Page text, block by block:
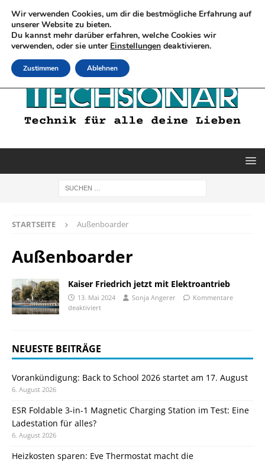
STARTSEITE Außenboarder
Außenboarder
Kaiser Friedrich jetzt mit Elektroantrieb
13. Mai 2024 Sonja Angerer
Kommentare
deaktiviert
NEUESTE BEITRÄGE
Vorankündigung: Back to School 2026 startet am 17. August
6. August 2026
ESR Foldable 3-in-1 Magnetic Charging Station im Test: Eine
Ladestation für alles?
6. August 2026
Heizkosten sparen: Eve Thermostat macht die
Wir verwenden Cookies, um dir die bestmögliche Erfahrung auf
unserer Website zu bieten.
Du kannst mehr darüber erfahren, welche Cookies wir
verwenden, oder sie unter Einstellungen deaktivieren.
Zustimmen Ablehnen